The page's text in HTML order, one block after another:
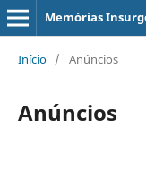
Memórias
Início / Anúncios
Anúncios